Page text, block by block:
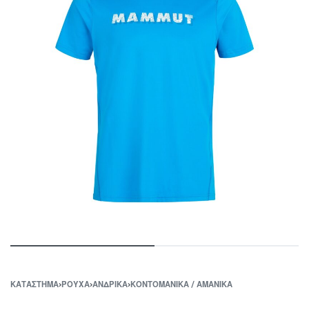
ΚΑΤΆΣΤΗΜΑ›ΡΟΥΧΑ›ΑΝΔΡΙΚΑ›ΚΟΝΤΟΜΑΝΙΚΑ / ΑΜΑΝΙΚΑ